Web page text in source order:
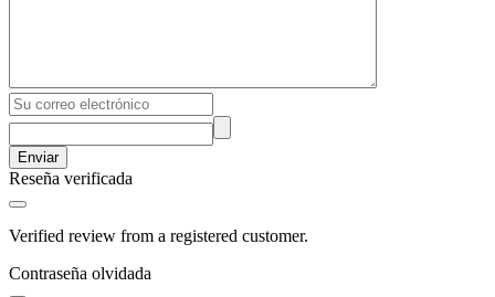
Enviar
Reseña verificada
Verified review from a registered customer.
Contraseña olvidada